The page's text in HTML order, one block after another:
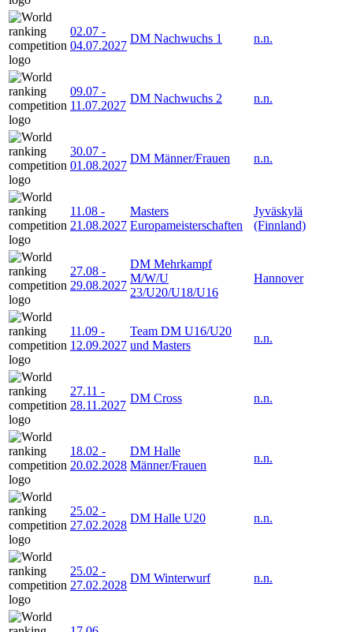
02.07 -
04.07.2027
DM Nachwuchs 1 n.n.
09.07 -
11.07.2027
DM Nachwuchs 2 n.n.
30.07 -
01.08.2027
DM Männer/Frauen n.n.
11.08 -
21.08.2027
Masters
Europameisterschaften
Jyväskylä
(Finnland)
27.08 -
29.08.2027
DM Mehrkampf
M/W/U
23/U20/U18/U16
Hannover
11.09 -
12.09.2027
Team DM U16/U20
und Masters
n.n.
27.11 -
28.11.2027
DM Cross n.n.
18.02 -
20.02.2028
DM Halle
Männer/Frauen
n.n.
25.02 -
27.02.2028
DM Halle U20 n.n.
25.02 -
27.02.2028
DM Winterwurf n.n.